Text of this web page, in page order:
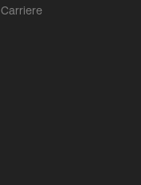
Carriere